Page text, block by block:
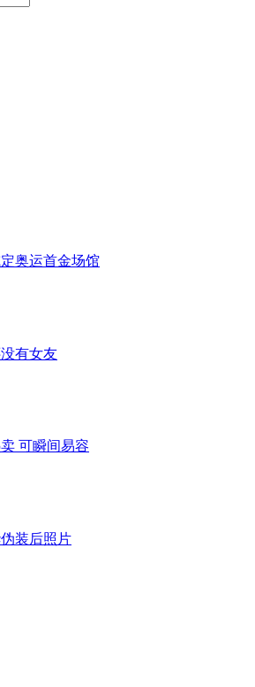
奥运首金场馆
有女友
可瞬间易容
装后照片